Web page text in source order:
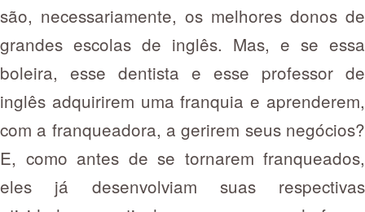
são, necessariamente, os melhores donos de
grandes escolas de inglês. Mas, e se essa
boleira, esse dentista e esse professor de
inglês adquirirem uma franquia e aprenderem,
com a franqueadora, a gerirem seus negócios?
E, como antes de se tornarem franqueados,
eles já desenvolviam suas respectivas